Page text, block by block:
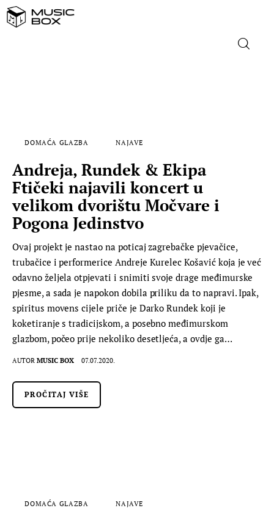
FILM
MUSIC BOX
DOMAĆA GLAZBA NAJAVE
Andreja, Rundek & Ekipa
Ftičeki najavili koncert u
velikom dvorištu Močvare i
Pogona Jedinstvo
Ovaj projekt je nastao na poticaj zagrebačke pjevačice,
trubačice i performerice Andreje Kurelec Košavić koja je već
odavno željela otpjevati i snimiti svoje drage međimurske
pjesme, a sada je napokon dobila priliku da to napravi. Ipak,
spiritus movens cijele priče je Darko Rundek koji je
koketiranje s tradicijskom, a posebno međimurskom
glazbom, počeo prije nekoliko desetljeća, a ovdje ga…
AUTOR MUSIC BOX 07.07.2020.
PROČITAJ VIŠE
DOMAĆA GLAZBA NAJAVE